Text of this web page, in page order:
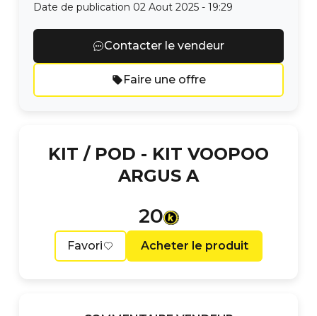
Date de publication 02 Aout 2025 - 19:29
Contacter le vendeur
Faire une offre
KIT / POD - KIT VOOPOO
ARGUS A
20
Favori Acheter le produit